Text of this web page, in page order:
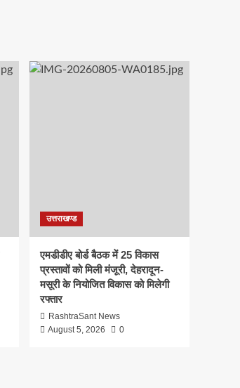
उत्तराखण्ड
एमडीडीए बोर्ड बैठक में 25 विकास
प्रस्तावों को मिली मंजूरी, देहरादून-
मसूरी के नियोजित विकास को मिलेगी
रफ्तार
RashtraSant News
August 5, 2026
0